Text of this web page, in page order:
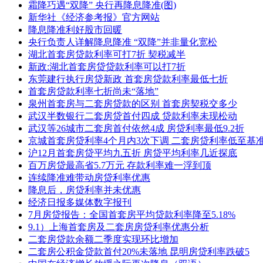
霜降巧遇“双降” 央行再降息降准(图)
新华社《经济参考报》官方网站
降息降准利好股市回暖
央行负责人详解降息降准 “双降”并非量化宽松
湖北首套房贷款利率可打7折 契税减半
新政:湖北首套房贷贷款利率可以打7折
东莞建行执行房贷新政 首套房贷款利率最低七折
首套房贷款利率七折尚未“落地”
泉州首套房与二套房贷款的区别 首套房契税交多少
武汉半数银行二套房贷首付四成 贷款利率未现松动
武汉等26城市二套房首付依然4成 房贷利率最低9.2折
京城首套房贷利率4个月内3次下调 二套房贷利率低至基
沪12月首套房贷平均九五折 房贷平均利率几近探底
百万房贷最高省5.7万元 存款利率难一浮到顶
连续降准难带动房贷利率优惠
降息后，房贷利率并未优惠
经济日报多媒体数字报刊
7月房贷报告：全国首套房平均贷款利率降至5.18%
9.1）上海首套房及二套房房贷利率优惠分析
二套房贷款余额二季度实现环比增加
二套房公积金贷款首付20%未落地 昆明房贷利率跌破5